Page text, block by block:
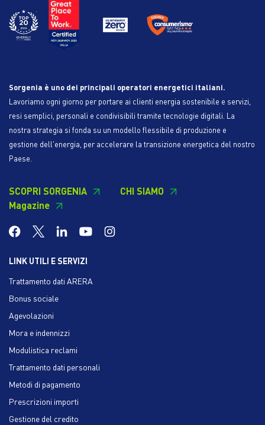
Sorgenia è uno dei principali operatori energetici italiani.
Lavoriamo ogni giorno per portare ai clienti energia sostenibile e servizi,
resi semplici, personali e condivisibili tramite tecnologie digitali. La
nostra strategia si fonda su un modello flessibile di produzione e
gestione dell'energia, per accelerare la transizione energetica del nostro
Paese.
SCOPRI SORGENIA
CHI SIAMO
Magazine
LINK UTILI E SERVIZI
Trattamento dati ARERA
Bonus sociale
Agevolazioni
Mora e indennizzi
Modulistica reclami
Trattamento dati personali
Metodi di pagamento
Prescrizioni importi
Gestione del credito